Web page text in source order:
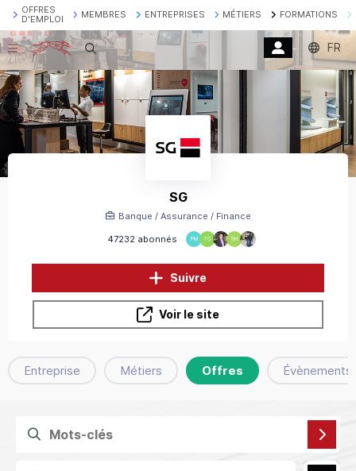
OFFRES
D'EMPLOI
MEMBRES ENTREPRISES MÉTIERS FORMATIONS
Recherche FR
SG
47232 abonnés PM TC SH
Banque / Assurance / Finance
Suivre
Voir le site
Entreprise Métiers Offres Évènements